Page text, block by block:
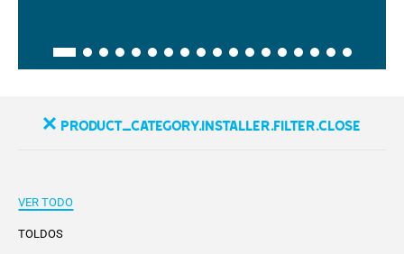
product_category.installer.filter.close
VER TODO
TOLDOS